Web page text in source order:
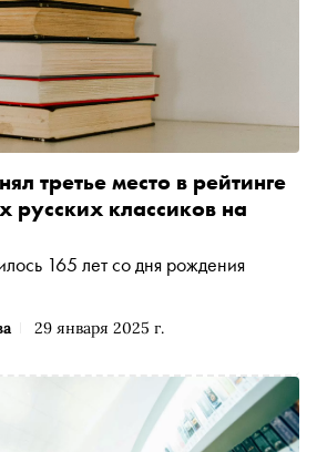
29 января 2025 г.
третье место в рейтинге
русских классиков на
165 лет со дня рождения